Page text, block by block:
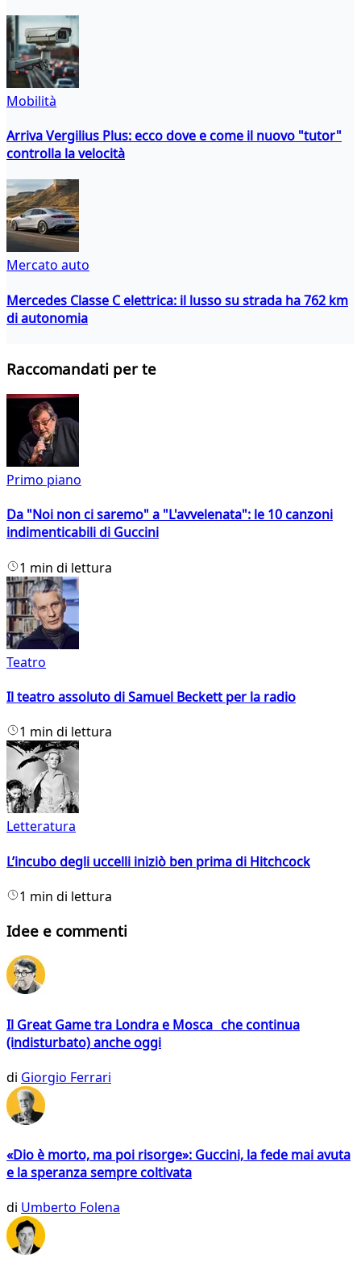
Mobilità
Arriva Vergilius Plus: ecco dove e come il nuovo "tutor"
controlla la velocità
Mercato auto
Mercedes Classe C elettrica: il lusso su strada ha 762 km
di autonomia
Raccomandati per te
Primo piano
Da "Noi non ci saremo" a "L'avvelenata": le 10 canzoni
indimenticabili di Guccini
1 min di lettura
Teatro
Il teatro assoluto di Samuel Beckett per la radio
1 min di lettura
Letteratura
L’incubo degli uccelli iniziò ben prima di Hitchcock
1 min di lettura
Idee e commenti
Il Great Game tra Londra e Mosca che continua
(indisturbato) anche oggi
di Giorgio Ferrari
«Dio è morto, ma poi risorge»: Guccini, la fede mai avuta
e la speranza sempre coltivata
di Umberto Folena